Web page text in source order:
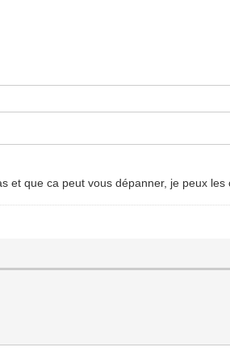
que ca peut vous dépanner, je peux les